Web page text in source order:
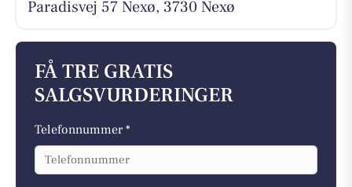
Paradisvej 57 Nexø, 3730 Nexø
FÅ TRE GRATIS
SALGSVURDERINGER
Telefonnummer *